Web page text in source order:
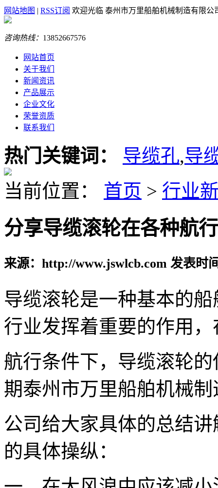
网站地图 | RSS订阅 欢迎光临 泰州市万里船舶机械制造有限公
咨询热线： 13852667576
网站首页
关于我们
新闻资讯
产品展示
企业文化
荣誉资质
联系我们
热门关键词： 导缆孔,导
当前位置：
首页 > 行业
分享导缆滚轮在各种航
来源：http://www.jswlcb.com 发表时
导缆滚轮是一种基本的
行业发挥着重要的作用，
航行条件下，导缆滚轮
期泰州市万里船舶机械制
公司给大家具体的总结
的具体操纵：